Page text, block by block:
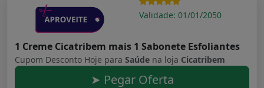
Validade: 01/01/2050
1 Creme Cicatribem mais 1 Sabonete Esfoliantes
Cupom Desconto Hoje para Saúde na loja Cicatribem
➤ Pegar Oferta